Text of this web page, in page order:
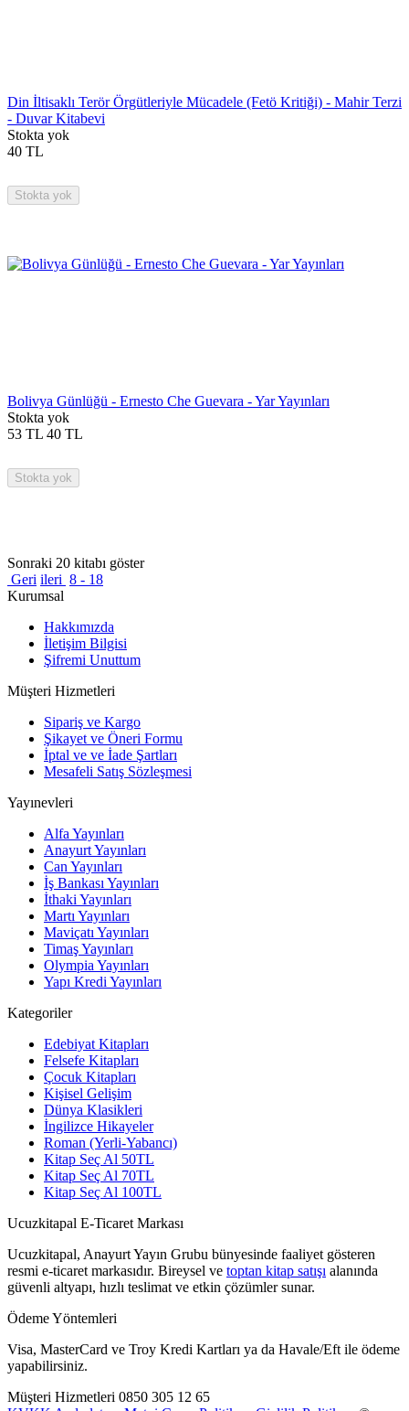
Din İltisaklı Terör Örgütleriyle Mücadele (Fetö Kritiği) - Mahir Terzi
- Duvar Kitabevi
Stokta yok
40 TL
Stokta yok
Bolivya Günlüğü - Ernesto Che Guevara - Yar Yayınları
Stokta yok
53 TL 40 TL
Stokta yok
Sonraki 20 kitabı göster
Geri ileri 8 - 18
Kurumsal
Hakkımızda
İletişim Bilgisi
Şifremi Unuttum
Müşteri Hizmetleri
Sipariş ve Kargo
Şikayet ve Öneri Formu
İptal ve ve İade Şartları
Mesafeli Satış Sözleşmesi
Yayınevleri
Alfa Yayınları
Anayurt Yayınları
Can Yayınları
İş Bankası Yayınları
İthaki Yayınları
Martı Yayınları
Maviçatı Yayınları
Timaş Yayınları
Olympia Yayınları
Yapı Kredi Yayınları
Kategoriler
Edebiyat Kitapları
Felsefe Kitapları
Çocuk Kitapları
Kişisel Gelişim
Dünya Klasikleri
İngilizce Hikayeler
Roman (Yerli-Yabancı)
Kitap Seç Al 50TL
Kitap Seç Al 70TL
Kitap Seç Al 100TL
Ucuzkitapal E-Ticaret Markası
Ucuzkitapal, Anayurt Yayın Grubu bünyesinde faaliyet gösteren
resmi e-ticaret markasıdır. Bireysel ve toptan kitap satışı alanında
güvenli altyapı, hızlı teslimat ve etkin çözümler sunar.
Ödeme Yöntemleri
Visa, MasterCard ve Troy Kredi Kartları ya da Havale/Eft ile ödeme
yapabilirsiniz.
Müşteri Hizmetleri 0850 305 12 65